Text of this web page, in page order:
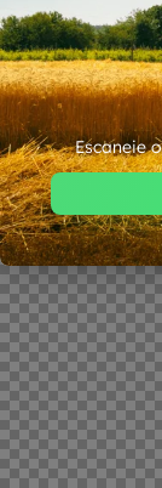
Escaneie